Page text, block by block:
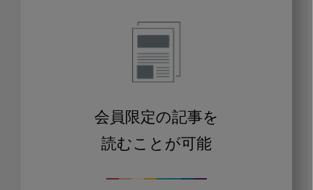
会員限定の記事を
読むことが可能